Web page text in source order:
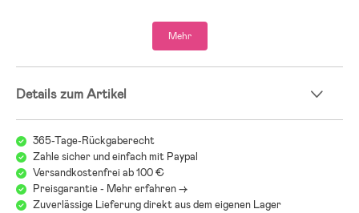
- Altersempfehlung: ab Geburt.
- 65 % recycelter Polyester, 35 % Baumwolle.
Mehr
Details zum Artikel
365-Tage-Rückgaberecht
Zahle sicher und einfach mit Paypal
Versandkostenfrei ab 100 €
Preisgarantie - Mehr erfahren ->
Zuverlässige Lieferung direkt aus dem eigenen Lager